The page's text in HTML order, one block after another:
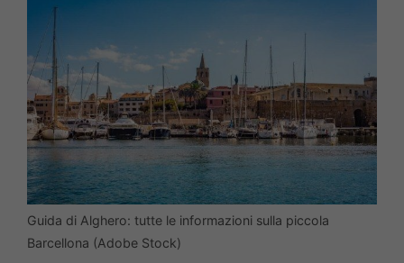
Guida di Alghero: tutte le informazioni sulla piccola
Barcellona (Adobe Stock)